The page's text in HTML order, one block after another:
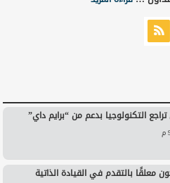
التكنولوجيا بدعم من “برايم داي”
معلقًا بالتقدم في القيادة الذاتية